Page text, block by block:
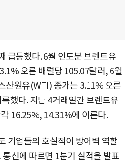
급등했다. 6월 인도분 브렌트유
오른 배럴당 105.07달러, 6월
산원유(WTI) 종가는 3.11% 오른
했다. 지난 4거래일간 브렌트유
16.25%, 14.31%에 이른다.
기업들의 호실적이 방어벽 역할
통신에 따르면 1분기 실적을 발표